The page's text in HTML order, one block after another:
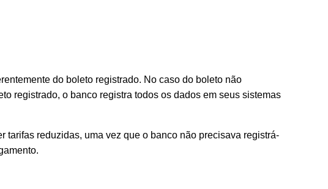
do boleto registrado. No caso do boleto não
registrado, o banco registra todos os dados em seus sistemas
reduzidas, uma vez que o banco não precisava registrá-